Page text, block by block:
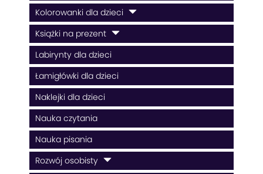
Kolorowanki dla dzieci
Książki na prezent
Labirynty dla dzieci
Łamigłówki dla dzieci
Naklejki dla dzieci
Nauka czytania
Nauka pisania
Rozwój osobisty